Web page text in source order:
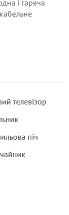
і гаряча
телевізор
піч